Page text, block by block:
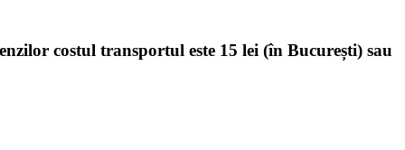
costul transportul este 15 lei (în București) sau